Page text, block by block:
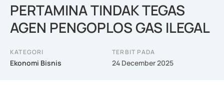
PERTAMINA TINDAK TEGAS
AGEN PENGOPLOS GAS ILEGAL
KATEGORI
Ekonomi Bisnis
TERBIT PADA
24 December 2025